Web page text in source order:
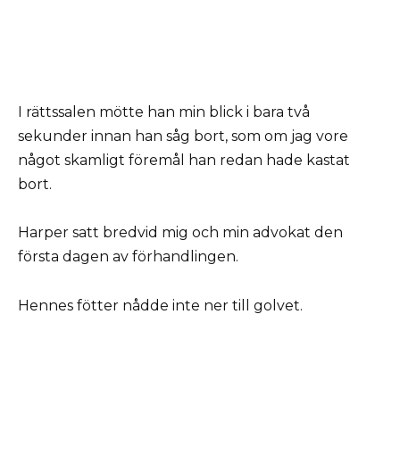
I rättssalen mötte han min blick i bara två
sekunder innan han såg bort, som om jag vore
något skamligt föremål han redan hade kastat
bort.
Harper satt bredvid mig och min advokat den
första dagen av förhandlingen.
Hennes fötter nådde inte ner till golvet.